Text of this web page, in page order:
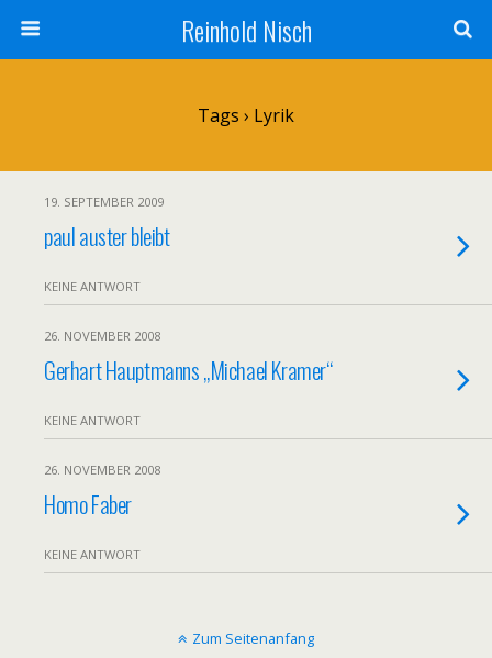
Reinhold Nisch
Tags › Lyrik
19. SEPTEMBER 2009
paul auster bleibt
KEINE ANTWORT
26. NOVEMBER 2008
Gerhart Hauptmanns „Michael Kramer“
KEINE ANTWORT
26. NOVEMBER 2008
Homo Faber
KEINE ANTWORT
Zum Seitenanfang